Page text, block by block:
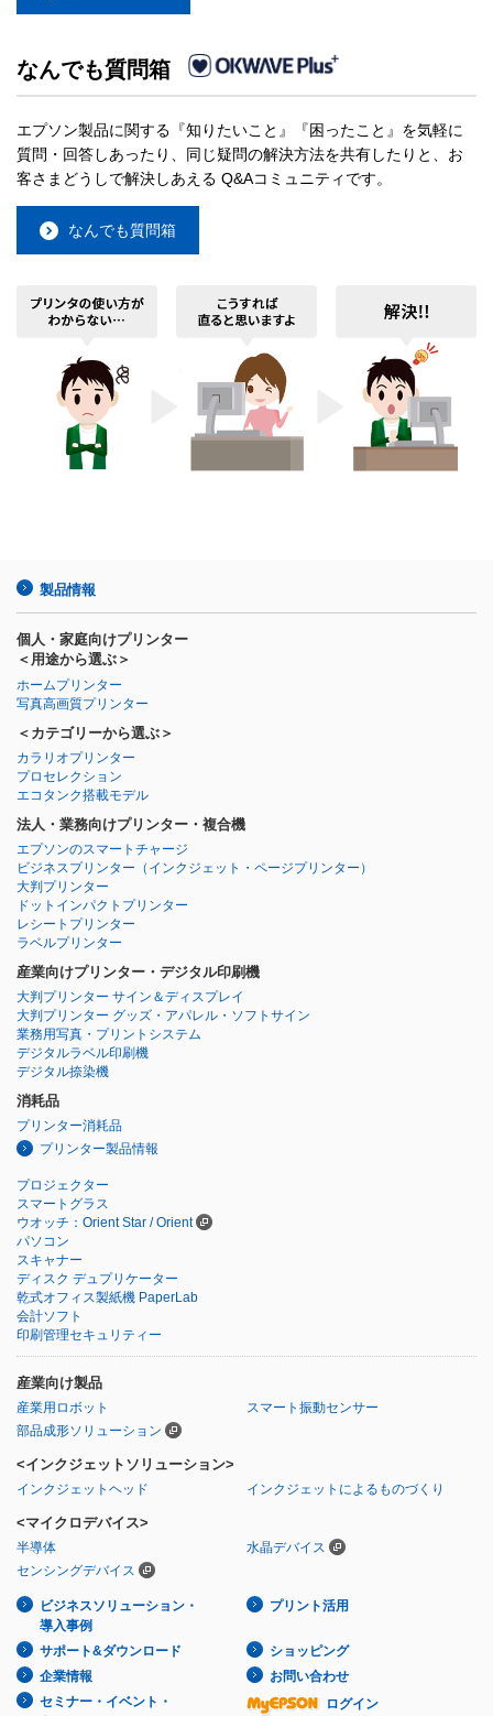
なんでも質問箱
エプソン製品に関する『知りたいこと』『困ったこと』を気軽に
質問・回答しあったり、同じ疑問の解決方法を共有したりと、お
客さまどうしで解決しあえる Q&Aコミュニティです。
なんでも質問箱
製品情報
個人・家庭向けプリンター
＜用途から選ぶ＞
ホームプリンター
写真高画質プリンター
＜カテゴリーから選ぶ＞
カラリオプリンター
プロセレクション
エコタンク搭載モデル
法人・業務向けプリンター・複合機
エプソンのスマートチャージ
ビジネスプリンター （インクジェット・ページプリンター）
大判プリンター
ドットインパクトプリンター
レシートプリンター
ラベルプリンター
産業向けプリンター・デジタル印刷機
大判プリンター サイン＆ディスプレイ
大判プリンター グッズ・アパレル・ソフトサイン
業務用写真・プリントシステム
デジタルラベル印刷機
デジタル捺染機
消耗品
プリンター消耗品
プリンター製品情報
プロジェクター
スマートグラス
ウオッチ：Orient Star / Orient
パソコン
スキャナー
ディスク デュプリケーター
乾式オフィス製紙機 PaperLab
会計ソフト
印刷管理セキュリティー
産業向け製品
産業用ロボット
スマート振動センサー
部品成形ソリューション
<インクジェットソリューション>
インクジェットヘッド インクジェットによるものづくり
<マイクロデバイス>
半導体
水晶デバイス
センシングデバイス
ビジネスソリューション・
導入事例
プリント活用
サポート&ダウンロード
ショッピング
企業情報
お問い合わせ
セミナー・イベント・
ログイン